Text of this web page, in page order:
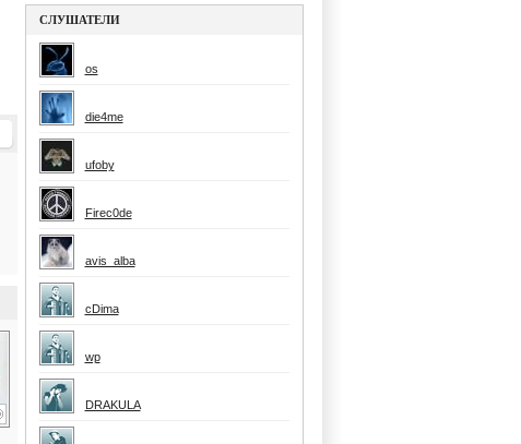
СЛУШАТЕЛИ
os
die4me
ufoby
Firec0de
avis_alba
cDima
wp
DRAKULA